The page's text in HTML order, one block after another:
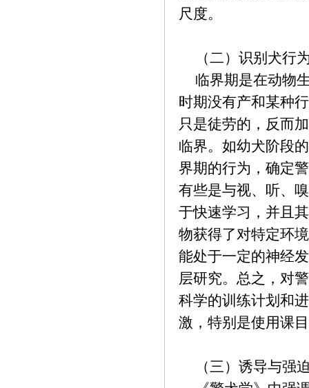
尺度。
（二）识别犬行
临界期是在动物
时期没有产和某种
只是徒劳的，反而
临界。如幼犬阶段
界期的行为，确定
有些是与视、听、
于快速学习，并且
物获得了对特定环
能处于一定的神经
层研究。总之，对
科学的训练计划和
激，特别是使用课
（三）诱导与强